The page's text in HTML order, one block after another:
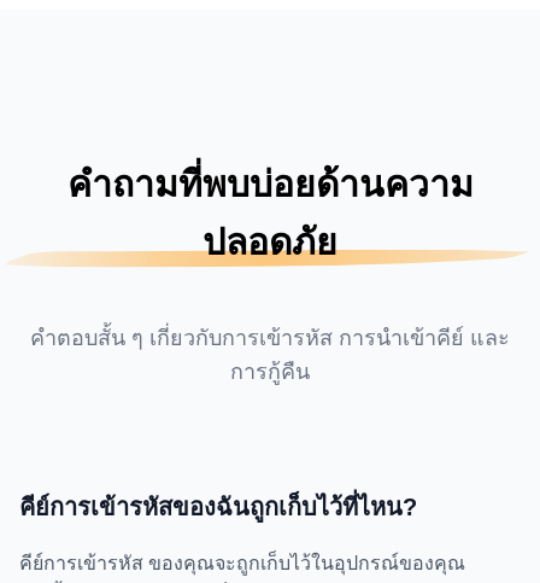
คำถามที่พบบ่อยด้านความ
ปลอดภัย
คำตอบสั้น ๆ เกี่ยวกับการเข้ารหัส การนำเข้าคีย์ และ
การกู้คืน
คีย์การเข้ารหัสของฉันถูกเก็บไว้ที่ไหน?
คีย์การเข้ารหัส ของคุณจะถูกเก็บไว้ในอุปกรณ์ของคุณ